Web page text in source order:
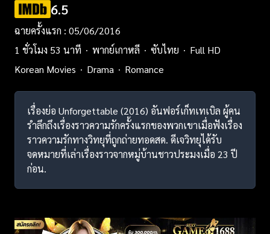
6.5
ฉายครั้งแรก : 05/06/2016
1 ชั่วโมง 53 นาที
พากย์เกาหลี ซับไทย
Full HD
Korean Movies
Drama Romance
เรื่องย่อ Unforgettable (2016) อันฟอร์เก็ทเทเบิล ผู้คน
รำลึกถึงเรื่องราวความรักครั้งแรกของพวกเขาเมื่อฟังเรื่อง
ราวความรักทางวิทยุที่ถูกถ่ายทอดสด. ดีเจวิทยุได้รับ
จดหมายที่เล่าเรื่องราวจากหมู่บ้านชาวประมงเมื่อ 23 ปี
ก่อน.